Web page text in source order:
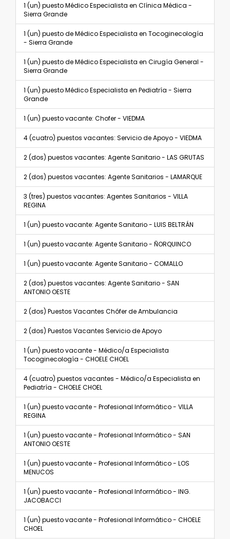
1 (un) puesto Médico Especialista en Clínica Médica -
Sierra Grande
1 (un) puesto de Médico Especialista en Tocoginecología
- Sierra Grande
1 (un) puesto de Médico Especialista en Cirugía General -
Sierra Grande
1 (un) puesto Médico Especialista en Pediatría - Sierra
Grande
1 (un) puesto vacante: Chofer - VIEDMA
4 (cuatro) puestos vacantes: Servicio de Apoyo - VIEDMA
2 (dos) puestos vacantes: Agente Sanitario - LAS GRUTAS
2 (dos) puestos vacantes: Agente Sanitarios - LAMARQUE
3 (tres) puestos vacantes: Agentes Sanitarios - VILLA
REGINA
1 (un) puesto vacante: Agente Sanitario - LUIS BELTRÁN
1 (un) puesto vacante: Agente Sanitario - ÑORQUINCO
1 (un) puesto vacante: Agente Sanitario - COMALLO
2 (dos) puestos vacantes: Agente Sanitario - SAN
ANTONIO OESTE
2 (dos) Puestos Vacantes Chófer de Ambulancia
2 (dos) Puestos Vacantes Servicio de Apoyo
1 (un) puesto vacante - Médico/a Especialista
Tocoginecología - CHOELE CHOEL
4 (cuatro) puestos vacantes - Médico/a Especialista en
Pediatría - CHOELE CHOEL
1 (un) puesto vacante - Profesional Informático - VILLA
REGINA
1 (un) puesto vacante - Profesional Informático - SAN
ANTONIO OESTE
1 (un) puesto vacante - Profesional Informático - LOS
MENUCOS
1 (un) puesto vacante - Profesional Informático - ING.
JACOBACCI
1 (un) puesto vacante - Profesional Informático - CHOELE
CHOEL